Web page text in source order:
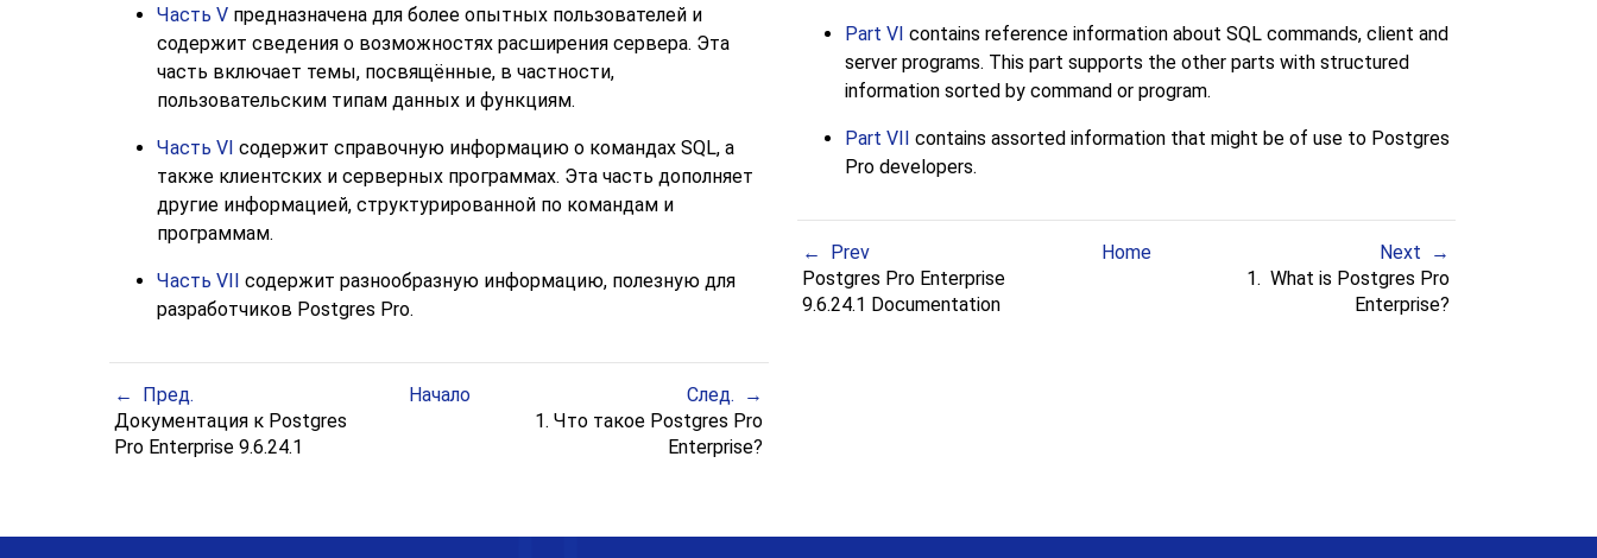
Часть V предназначена для более опытных пользователей и
содержит сведения о возможностях расширения сервера. Эта
часть включает темы, посвящённые, в частности,
пользовательским типам данных и функциям.
Часть VI содержит справочную информацию о командах SQL, а
также клиентских и серверных программах. Эта часть дополняет
другие информацией, структурированной по командам и
программам.
Часть VII содержит разнообразную информацию, полезную для
разработчиков Postgres Pro.
Пред. Начало
След.
Документация к Postgres
Pro Enterprise 9.6.24.1
1. Что такое Postgres Pro
Enterprise?
Part VI contains reference information about SQL commands, client and
server programs. This part supports the other parts with structured
information sorted by command or program.
Part VII contains assorted information that might be of use to Postgres
Prodevelopers.
Prev Home
Next
Postgres Pro Enterprise
9.6.24.1 Documentation
1. What is Postgres Pro
Enterprise?